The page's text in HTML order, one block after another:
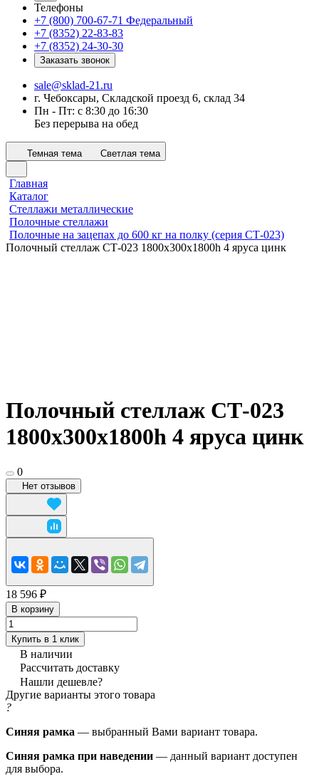
Телефоны
+7 (800) 700-67-71 Федеральный
+7 (8352) 22-83-83
+7 (8352) 24-30-30
Заказать звонок
sale@sklad-21.ru
г. Чебоксары, Складской проезд 6, склад 34
Пн - Пт: с 8:30 до 16:30
Без перерыва на обед
Темная тема Светлая тема
Главная
Каталог
Стеллажи металлические
Полочные стеллажи
Полочные на зацепах до 600 кг на полку (серия СТ-023)
Полочный стеллаж СТ-023 1800x300х1800h 4 яруса цинк
Полочный стеллаж СТ-023
1800x300х1800h 4 яруса цинк
0
Нет отзывов
18 596 ₽
В корзину
Купить в 1 клик
В наличии
Рассчитать доставку
Нашли дешевле?
Другие варианты этого товара
?
Синяя рамка — выбранный Вами вариант товара.
Синяя рамка при наведении — данный вариант доступен
для выбора.